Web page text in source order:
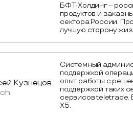
БФТ-Холдинг –
продуктов и
сектора России.
лучшую сторону
Кузнецов
Системный
поддержкой
опыт работы с
поддержкой таких
сервисов teletrade.
X5.